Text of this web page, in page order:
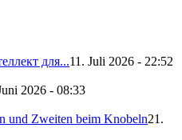
для...11. Juli 2026 - 22:52
2026 - 08:33
und Zweiten beim Knobeln21.